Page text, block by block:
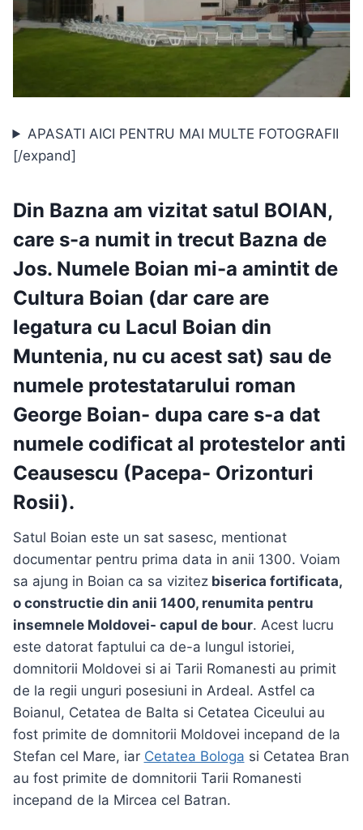
APASATI AICI PENTRU MAI MULTE FOTOGRAFII
[/expand]
Din Bazna am vizitat satul BOIAN,
care s-a numit in trecut Bazna de
Jos.Numele Boian mi-a amintit de
Cultura Boian (dar care are
legatura cu Lacul Boian din
Muntenia, nu cu acest sat) sau de
numele protestatarului roman
George Boian- dupa care s-a dat
numele codificat al protestelor anti
Ceausescu (Pacepa- Orizonturi
Rosii).
Satul Boian este un sat sasesc, mentionat
documentar pentru prima data in anii 1300. Voiam
sa ajung in Boian ca sa vizitezbiserica fortificata,
o constructie din anii 1400, renumita pentru
insemnele Moldovei- capul de bour. Acest lucru
este datorat faptului ca de-a lungul istoriei,
domnitorii Moldovei si ai Tarii Romanesti au primit
de la regii unguri posesiuni in Ardeal. Astfel ca
Boianul, Cetatea de Balta si Cetatea Ciceului au
fost primite de domnitorii Moldovei incepand de la
Stefan cel Mare, iar Cetatea Bologa si Cetatea Bran
au fost primite de domnitorii Tarii Romanesti
incepand de la Mircea cel Batran.